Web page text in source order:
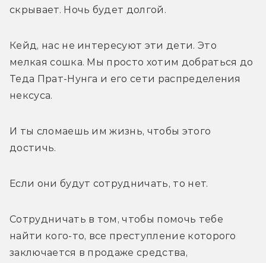
скрывает. Ночь будет долгой.
Кейд, нас не интересуют эти дети. Это
мелкая сошка. Мы просто хотим добраться до
Теда Прат-Нунга и его сети распределения
нексуса.
И ты сломаешь им жизнь, чтобы этого
достичь.
Если они будут сотрудничать, то нет.
Сотрудничать в том, чтобы помочь тебе
найти кого-то, все преступление которого
заключается в продаже средства,